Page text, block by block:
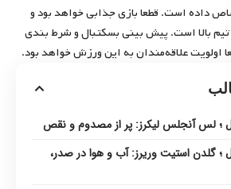
داده است. قطعا بازی جذابی خواهد بود و
تیم بالا است. پیش بینی بسکتبال و شرط بندی
اولویت علاقه‌مندان به این ورزش خواهد بود.
؛ لس آنجلس لیکرز: پر از مصدوم و نقص
؛ گلدن استیت وریرز: آب و هوا در صدر،